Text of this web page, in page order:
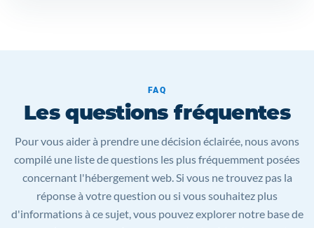
FAQ
Les questions fréquentes
Pour vous aider à prendre une décision éclairée, nous avons
compilé une liste de questions les plus fréquemment posées
concernant l'hébergement web. Si vous ne trouvez pas la
réponse à votre question ou si vous souhaitez plus
d'informations à ce sujet, vous pouvez explorer notre base de